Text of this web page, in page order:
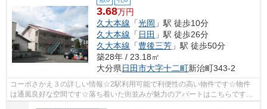
3.68万円
久大本線 「光岡 」駅 徒歩10分
久大本線 「 日田 」駅 徒歩26分
久大本線 「豊後三芳 」駅 徒歩50分
築28年 / 23.18㎡
大分県日田市大字十二町新治町343-2
コーポさかえ３の詳しい情報☆2駅利用可能で利便性の高い物件です☆物件
は通風良好な空間です☆落ち着いた街並みが魅力のアパートはこちらです☆